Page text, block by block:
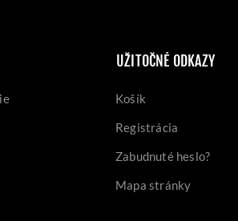
UŽITOČNÉ ODKAZY
Košík
Registrácia
Zabudnuté heslo?
Mapa stránky